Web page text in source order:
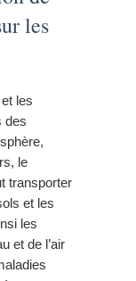
les
les
des
le
transporter
et les
les
et de l’air